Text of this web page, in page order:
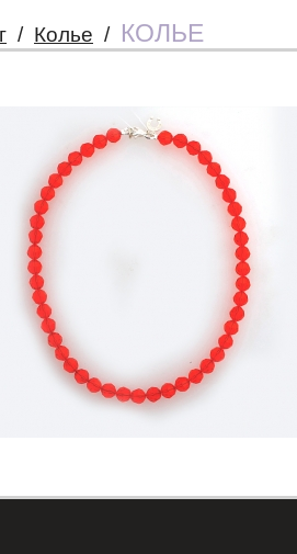
/ Колье / КОЛЬЕ